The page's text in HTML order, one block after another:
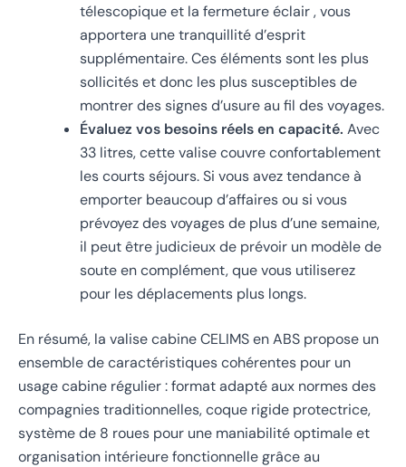
télescopique et la fermeture éclair , vous
apportera une tranquillité d’esprit
supplémentaire. Ces éléments sont les plus
sollicités et donc les plus susceptibles de
montrer des signes d’usure au fil des voyages.
Évaluez vos besoins réels en capacité. Avec
33 litres, cette valise couvre confortablement
les courts séjours. Si vous avez tendance à
emporter beaucoup d’affaires ou si vous
prévoyez des voyages de plus d’une semaine,
il peut être judicieux de prévoir un modèle de
soute en complément, que vous utiliserez
pour les déplacements plus longs.
En résumé, la valise cabine CELIMS en ABS propose un
ensemble de caractéristiques cohérentes pour un
usage cabine régulier : format adapté aux normes des
compagnies traditionnelles, coque rigide protectrice,
système de 8 roues pour une maniabilité optimale et
organisation intérieure fonctionnelle grâce au